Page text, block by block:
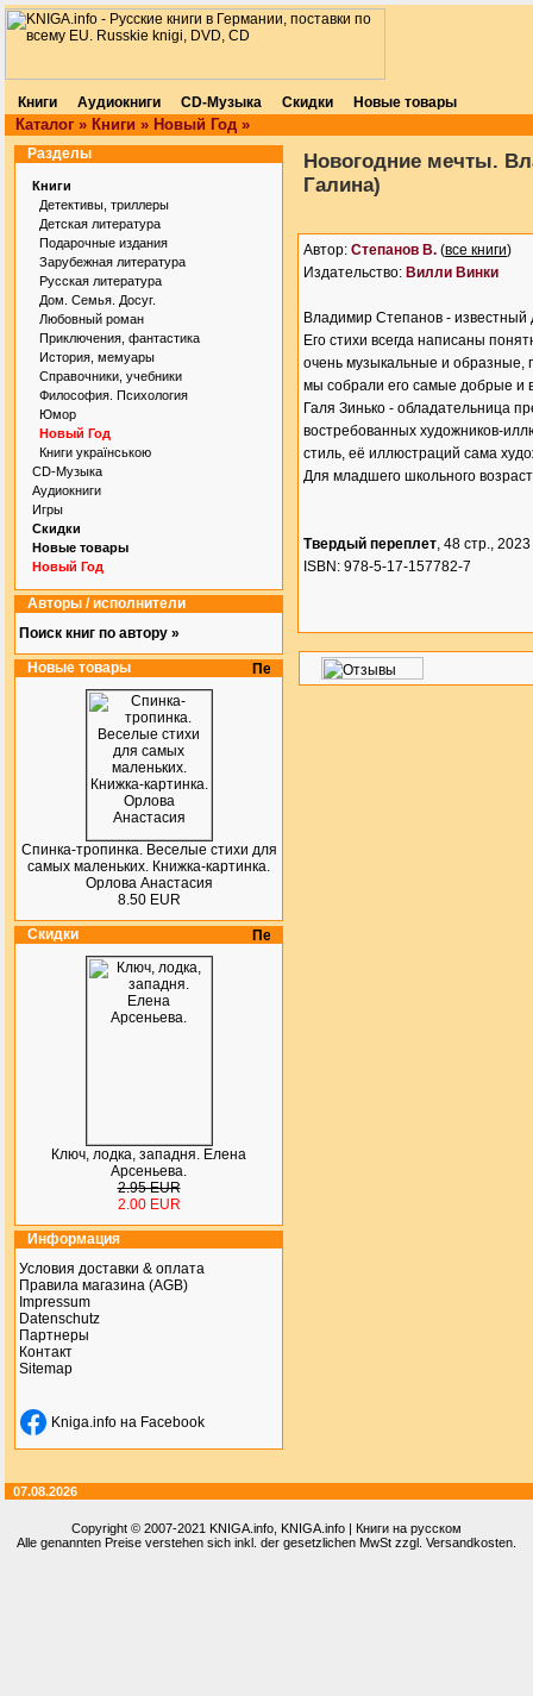
Книги Аудиокниги CD-Музыка Скидки Новые товары
Каталог » Книги » Новый Год »
Разделы
Книги
Детективы, триллеры
Детская литература
Подарочные издания
Зарубежная литература
Русская литература
Дом. Семья. Досуг.
Любовный роман
Приключения, фантастика
История, мемуары
Справочники, учебники
Философия. Психология
Юмор
Новый Год
Книги українською
CD-Музыка
Аудиокниги
Игры
Скидки
Новые товары
Новый Год
Авторы / исполнители
Поиск книг по автору »
Новые товары
Спинка-тропинка. Веселые стихи для
самых маленьких. Книжка-картинка.
Орлова Анастасия
8.50 EUR
Скидки
Ключ, лодка, западня. Елена
Арсеньева.
2.95 EUR
2.00 EUR
Информация
Условия доставки & оплата
Правила магазина (AGB)
Impressum
Datenschutz
Партнеры
Контакт
Sitemap
Kniga.info на Facebook
Новогодние мечты.
Галина)
Автор: Степанов В. (все книги)
Издательство: Вилли Винки
Владимир Степанов - известный
Его стихи всегда написаны
очень музыкальные и образные,
мы собрали его самые добрые и
Галя Зинько - обладательница
востребованных художников-
стиль, её иллюстраций сама
Для младшего школьного
Твердый переплет, 48 стр., 2023
ISBN: 978-5-17-157782-7
07.08.2026
Copyright © 2007-2021 KNIGA.info , KNIGA.info | Книги на русском
Alle genannten Preise verstehen sich inkl. der gesetzlichen MwSt zzgl. Versandkosten.